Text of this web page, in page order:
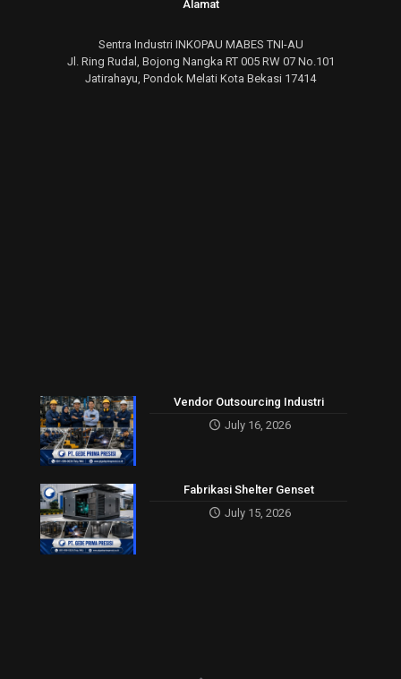
Alamat
Sentra Industri INKOPAU MABES TNI-AU
Jl. Ring Rudal, Bojong Nangka RT 005 RW 07 No.101
Jatirahayu, Pondok Melati Kota Bekasi 17414
Vendor Outsourcing Industri
July 16, 2026
Fabrikasi Shelter Genset
July 15, 2026